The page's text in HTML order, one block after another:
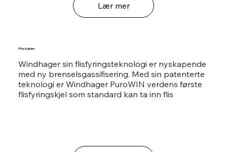
Lær mer
Windhager sin flisfyringsteknologi er nyskapende
med ny brenselsgassifisering. Med sin patenterte
teknologi er Windhager PuroWIN verdens første
flisfyringskjel som standard kan ta inn flis
Fliskjeler